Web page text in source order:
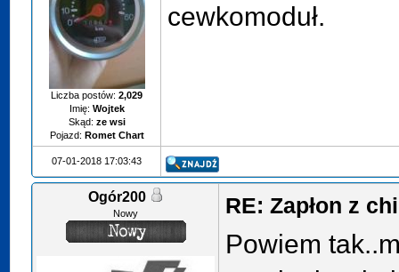
Liczba postów:2,029
Imię: Wojtek
Skąd: ze wsi
Pojazd: Romet Chart
cewkomoduł.
07-01-2018 17:03:43
Ogór200
Nowy RE: Zapłon z
Powiem